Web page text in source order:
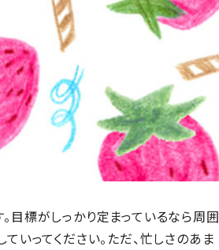
標がしっかり定まっているなら周囲
いってください。ただ、忙しさのあま